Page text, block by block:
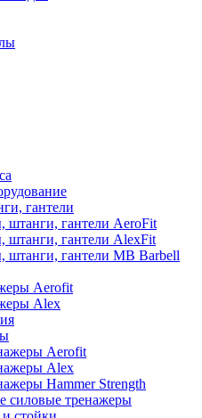
гантели
штанги, гантели AeroFit
штанги, гантели AlexFit
штанги, гантели MB Barbell
Aerofit
Alex
Aerofit
Alex
Hammer Strength
силовые тренажеры